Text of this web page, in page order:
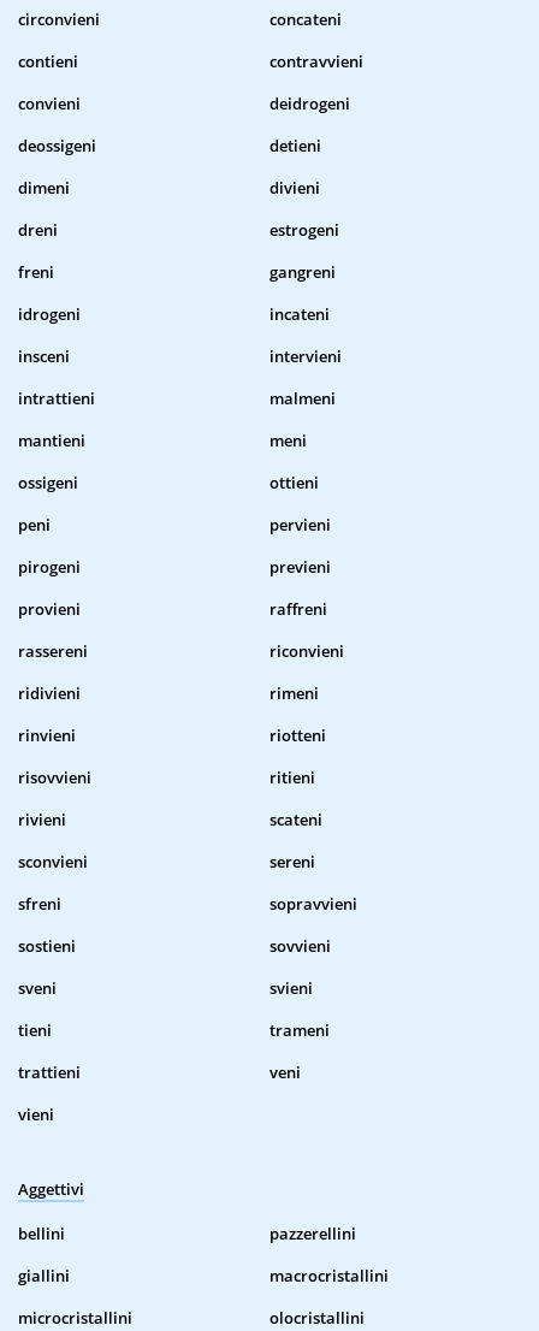
circonvieni
concateni
contieni
contravvieni
convieni
deidrogeni
deossigeni
detieni
dimeni
divieni
dreni
estrogeni
freni
gangreni
idrogeni
incateni
insceni
intervieni
intrattieni
malmeni
mantieni
meni
ossigeni
ottieni
peni
pervieni
pirogeni
previeni
provieni
raffreni
rassereni
riconvieni
ridivieni
rimeni
rinvieni
riotteni
risovvieni
ritieni
rivieni
scateni
sconvieni
sereni
sfreni
sopravvieni
sostieni
sovvieni
sveni
svieni
tieni
trameni
trattieni
veni
vieni
Aggettivi
bellini
pazzerellini
giallini
macrocristallini
microcristallini
olocristallini